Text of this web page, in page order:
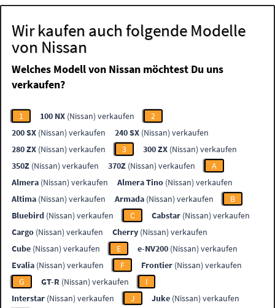
Wir kaufen auch folgende Modelle
von Nissan
Welches Modell von Nissan möchtest Du uns
verkaufen?
1 100 NX (Nissan) verkaufen
2
200 SX (Nissan) verkaufen 240 SX (Nissan) verkaufen
280 ZX (Nissan) verkaufen 3 300 ZX (Nissan) verkaufen
350Z (Nissan) verkaufen 370Z (Nissan) verkaufen
A
Almera (Nissan) verkaufen Almera Tino (Nissan) verkaufen
Altima (Nissan) verkaufen Armada (Nissan) verkaufen
B
Bluebird (Nissan) verkaufen C Cabstar (Nissan) verkaufen
Cargo (Nissan) verkaufen Cherry (Nissan) verkaufen
Cube (Nissan) verkaufen E e-NV200 (Nissan) verkaufen
Evalia (Nissan) verkaufen F Frontier (Nissan) verkaufen
G
GT-R (Nissan) verkaufen
I
Interstar (Nissan) verkaufen J Juke (Nissan) verkaufen